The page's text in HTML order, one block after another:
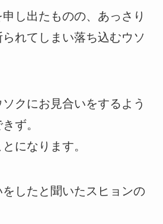
し出たものの、あっさり
れてしまい落ち込むウソ
クにお見合いをするよう
ず。
になります。
したと聞いたスヒョンの